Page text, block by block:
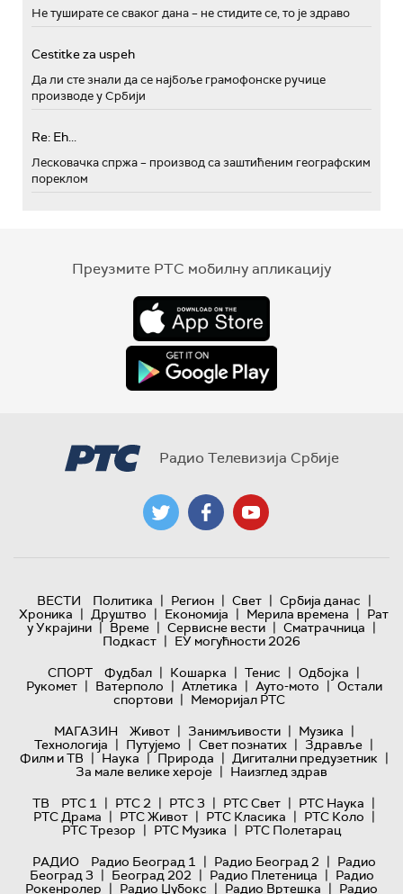
Не туширате се сваког дана – не стидите се, то је здраво
Cestitke za uspeh
Да ли сте знали да се најбоље грамофонске ручице
производе у Србији
Re: Eh...
Лесковачка спржа – производ са заштићеним географским
пореклом
Преузмите РТС мобилну апликацију
Радио Телевизија Србије
ВЕСТИ Политика | Регион | Свет | Србија данас |
Хроника | Друштво | Економија | Мерила времена | Рат
у Украјини | Време | Сервисне вести | Сматрачница |
Подкаст | ЕУ могућности 2026
СПОРТ
Фудбал | Кошарка | Тенис | Одбојка |
Рукомет | Ватерполо | Атлетика | Ауто-мото | Остали
спортови | Меморијал РТС
МАГАЗИН
Живот | Занимљивости | Музика |
Технологијa | Путујемо | Свет познатих | Здравље |
Филм и ТВ | Наука | Природа | Дигитални предузетник |
За мале велике хероје | Наизглед здрав
ТВ
РТС 1 | РТС 2 | РТС 3 | РТС Свет | РТС Наука |
РТС Драма | РТС Живот | РТС Класика | РТС Коло |
РТС Трезор | РТС Музика | РТС Полетарац
РАДИО
Радио Београд 1 | Радио Београд 2 | Радио
Београд 3 | Београд 202 | Радио Плетеница | Радио
Рокенролер | Радио Џубокс | Радио Вртешка | Радио